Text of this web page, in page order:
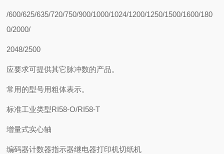
/600/625/635/720/750/900/1000/1024/1200/1250/1500/1600/180
0/2000/
2048/2500
应要求可提供其它脉冲数的产品。
常用的型号用粗体表示。
标准工业类型RI58-O/RI58-T
增量式实心轴
编码器计数器指示器继电器打印机切纸机